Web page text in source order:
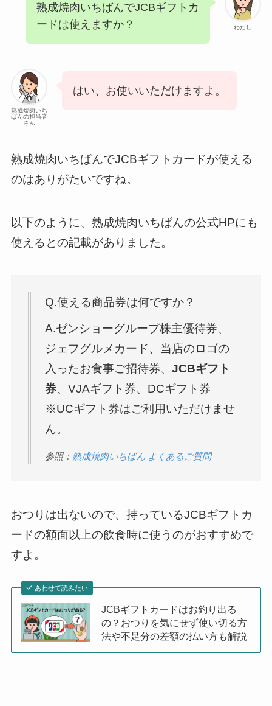
わたし
熟成焼肉いちばんでJCBギフトカ
ードは使えますか？
熟成焼肉いち
ばんの担当者
さん
はい、お使いいただけますよ。
熟成焼肉いちばんでJCBギフトカードが使える
のはありがたいですね。
以下のように、熟成焼肉いちばんの公式HPにも
使えるとの記載がありました。
Q.使える商品券は何ですか？
A.ゼンショーグループ株主優待券、
ジェフグルメカード、当店のロゴの
入ったお食事ご招待券、JCBギフト
券、VJAギフト券、DCギフト券
※UCギフト券はご利用いただけませ
ん。
参照： 熟成焼肉いちばん よくあるご質問
おつりは出ないので、持っているJCBギフトカ
ードの額面以上の飲食時に使うのがおすすめで
すよ。
あわせて読みたい
JCBギフトカードはお釣り出る
の？おつりを気にせず使い切る方
法や不足分の差額の払い方も解説